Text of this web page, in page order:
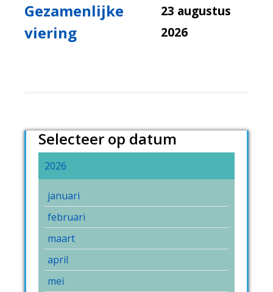
Gezamenlijke
viering
23 augustus
2026
Selecteer op datum
2026
januari
februari
maart
april
mei